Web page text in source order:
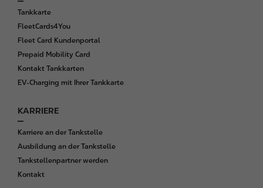
Tankkarte
FleetCards4You
Fleet Card Kundenportal
Prepaid Mobility Card
Kontakt Tankkarten
EV-Charging mit Ihrer Tankkarte
KARRIERE
Karriere an der Tankstelle
Ausbildung an der Tankstelle
Tankstellenpartner werden
Kontakt